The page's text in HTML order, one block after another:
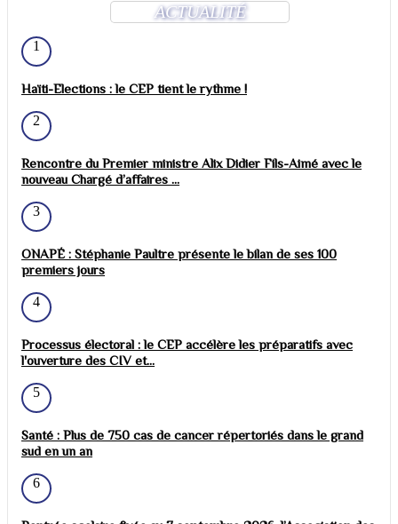
ACTUALITÉ
1
Haïti-Elections : le CEP tient le rythme !
2
Rencontre du Premier ministre Alix Didier Fils-Aimé avec le
nouveau Chargé d’affaires ...
3
ONAPÉ : Stéphanie Paultre présente le bilan de ses 100
premiers jours
4
Processus électoral : le CEP accélère les préparatifs avec
l'ouverture des CIV et...
5
Santé : Plus de 750 cas de cancer répertoriés dans le grand
sud en un an
6